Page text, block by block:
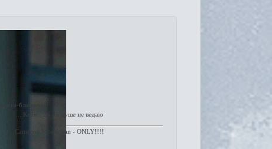
брата-близнеца
... Кейн - 24 - в душе не ведаю
Cameron Monaghan - ONLY!!!!